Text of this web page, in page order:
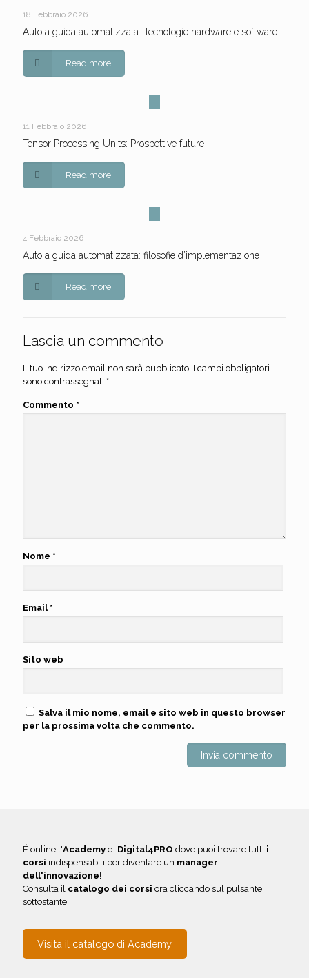
18 Febbraio 2026
Auto a guida automatizzata: Tecnologie hardware e software
Read more
11 Febbraio 2026
Tensor Processing Units: Prospettive future
Read more
4 Febbraio 2026
Auto a guida automatizzata: filosofie d’implementazione
Read more
Lascia un commento
Il tuo indirizzo email non sarà pubblicato. I campi obbligatori
sono contrassegnati *
Commento *
Nome *
Email *
Sito web
Salva il mio nome, email e sito web in questo browser
per la prossima volta che commento.
É online l'Academy di Digital4PRO dove puoi trovare tutti i
corsi indispensabili per diventare un manager
dell'innovazione!
Consulta il catalogo dei corsi ora cliccando sul pulsante
sottostante.
Visita il catalogo di Academy